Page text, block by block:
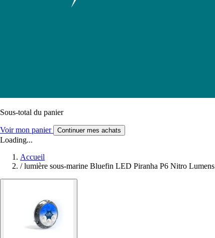
Sous-total du panier
Voir mon panier Continuer mes achats
Loading...
Accueil
/ lumière sous-marine Bluefin LED Piranha P6 Nitro Lumens